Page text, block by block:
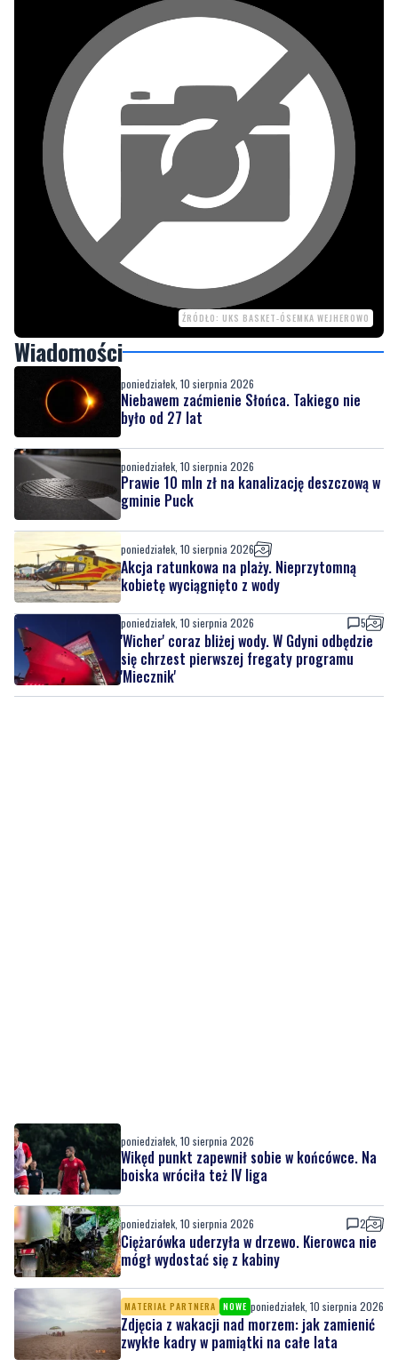
ŹRÓDŁO: UKS BASKET-ÓSEMKA WEJHEROWO
Wiadomości
poniedziałek, 10 sierpnia 2026
Niebawem zaćmienie Słońca. Takiego nie
było od 27 lat
poniedziałek, 10 sierpnia 2026
Prawie 10 mln zł na kanalizację deszczową w
gminie Puck
poniedziałek, 10 sierpnia 2026
Akcja ratunkowa na plaży. Nieprzytomną
kobietę wyciągnięto z wody
poniedziałek, 10 sierpnia 2026 5
'Wicher' coraz bliżej wody. W Gdyni odbędzie
się chrzest pierwszej fregaty programu
'Miecznik'
poniedziałek, 10 sierpnia 2026
Wikęd punkt zapewnił sobie w końcówce. Na
boiska wróciła też IV liga
poniedziałek, 10 sierpnia 2026 2
Ciężarówka uderzyła w drzewo. Kierowca nie
mógł wydostać się z kabiny
MATERIAŁ PARTNERA NOWE poniedziałek, 10 sierpnia 2026
Zdjęcia z wakacji nad morzem: jak zamienić
zwykłe kadry w pamiątki na całe lata